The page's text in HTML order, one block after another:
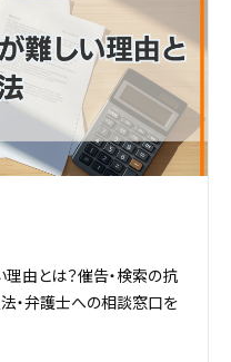
由とは？催告・検索の抗
・弁護士への相談窓口を